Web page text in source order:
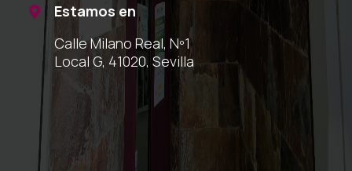

Estamos en
Calle Milano Real, Nº1
Local G, 41020, Sevilla